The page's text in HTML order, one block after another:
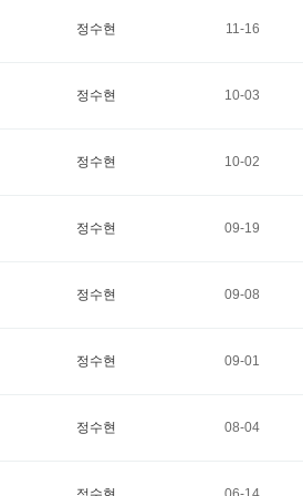
정수현 11-16
정수현 10-03
정수현 10-02
정수현 09-19
정수현 09-08
정수현 09-01
정수현 08-04